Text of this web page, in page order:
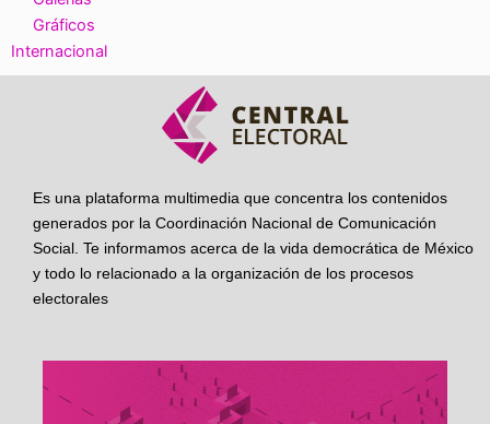
Gráficos
Internacional
Es una plataforma multimedia que concentra los contenidos
generados por la Coordinación Nacional de Comunicación
Social. Te informamos acerca de la vida democrática de México
y todo lo relacionado a la organización de los procesos
electorales